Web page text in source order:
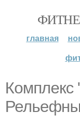
главная
Комплекс